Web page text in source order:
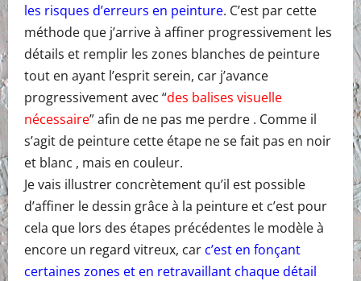
les risques d’erreurs en peinture. C’est par cette
méthode que j’arrive à affiner progressivement les
détails et remplir les zones blanches de peinture
tout en ayant l’esprit serein, car j’avance
progressivement avec “des balises visuelle
nécessaire” afin de ne pas me perdre . Comme il
s’agit de peinture cette étape ne se fait pas en noir
et blanc , mais en couleur.
Je vais illustrer concrètement qu’il est possible
d’affiner le dessin grâce à la peinture et c’est pour
cela que lors des étapes précédentes le modèle à
encore un regard vitreux, car c’est en fonçant
certaines zones et en retravaillant chaque détail